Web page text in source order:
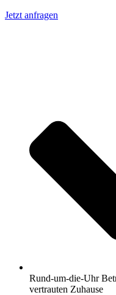
Jetzt anfragen
Rund-um-die-Uhr
vertrauten Zuhause